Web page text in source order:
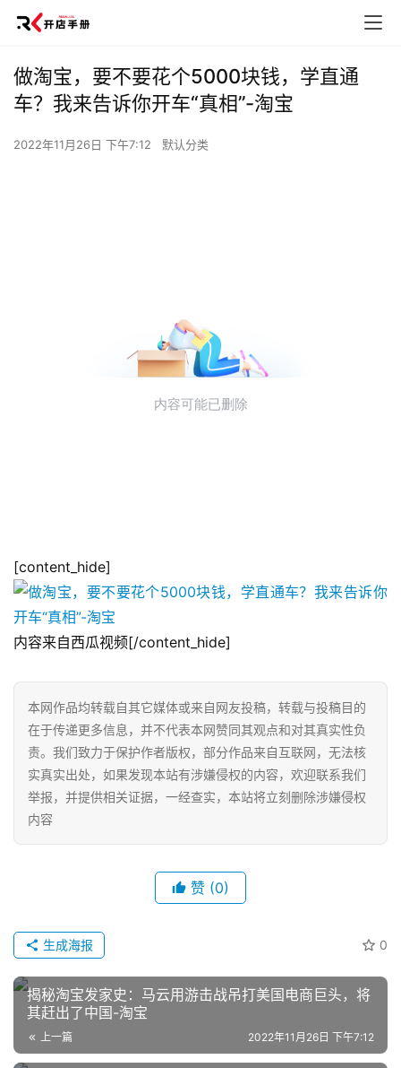
店
运
营
做淘宝，要不要花个5000块钱，学直通
车？我来告诉你开车“真相”-淘宝
2022年11月26日 下午7:12 默认分类
[content_hide]
内容来自西瓜视频[/content_hide]
本网作品均转载自其它媒体或来自网友投稿，转载与投稿目的
在于传递更多信息，并不代表本网赞同其观点和对其真实性负
责。我们致力于保护作者版权，部分作品来自互联网，无法核
实真实出处，如果发现本站有涉嫌侵权的内容，欢迎联系我们
举报，并提供相关证据，一经查实，本站将立刻删除涉嫌侵权
内容
赞 (0)
0
生成海报
揭秘淘宝发家史：马云用游击战吊打美国电商巨头，将
其赶出了中国-淘宝
上一篇 2022年11月26日 下午7:12